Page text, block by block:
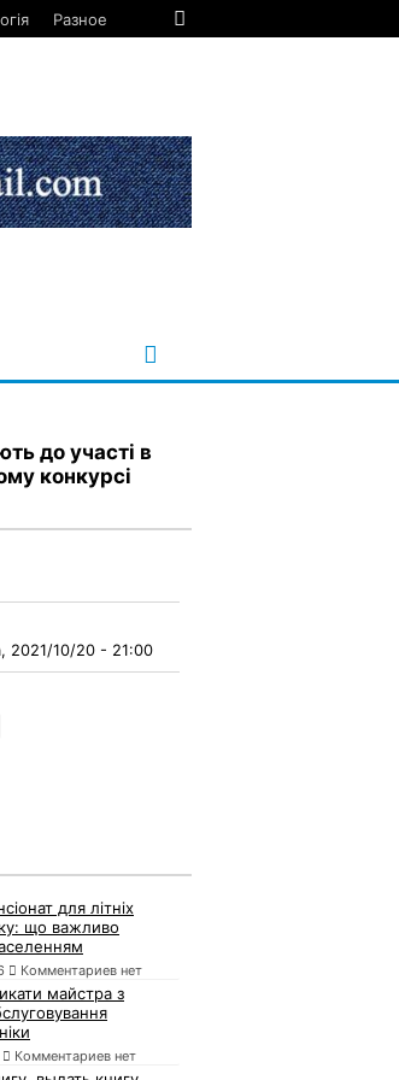
Разное
до участі в
конкурсі
2021/10/20 - 21:00
для літніх
що важливо
Комментариев нет
майстра з
Комментариев нет